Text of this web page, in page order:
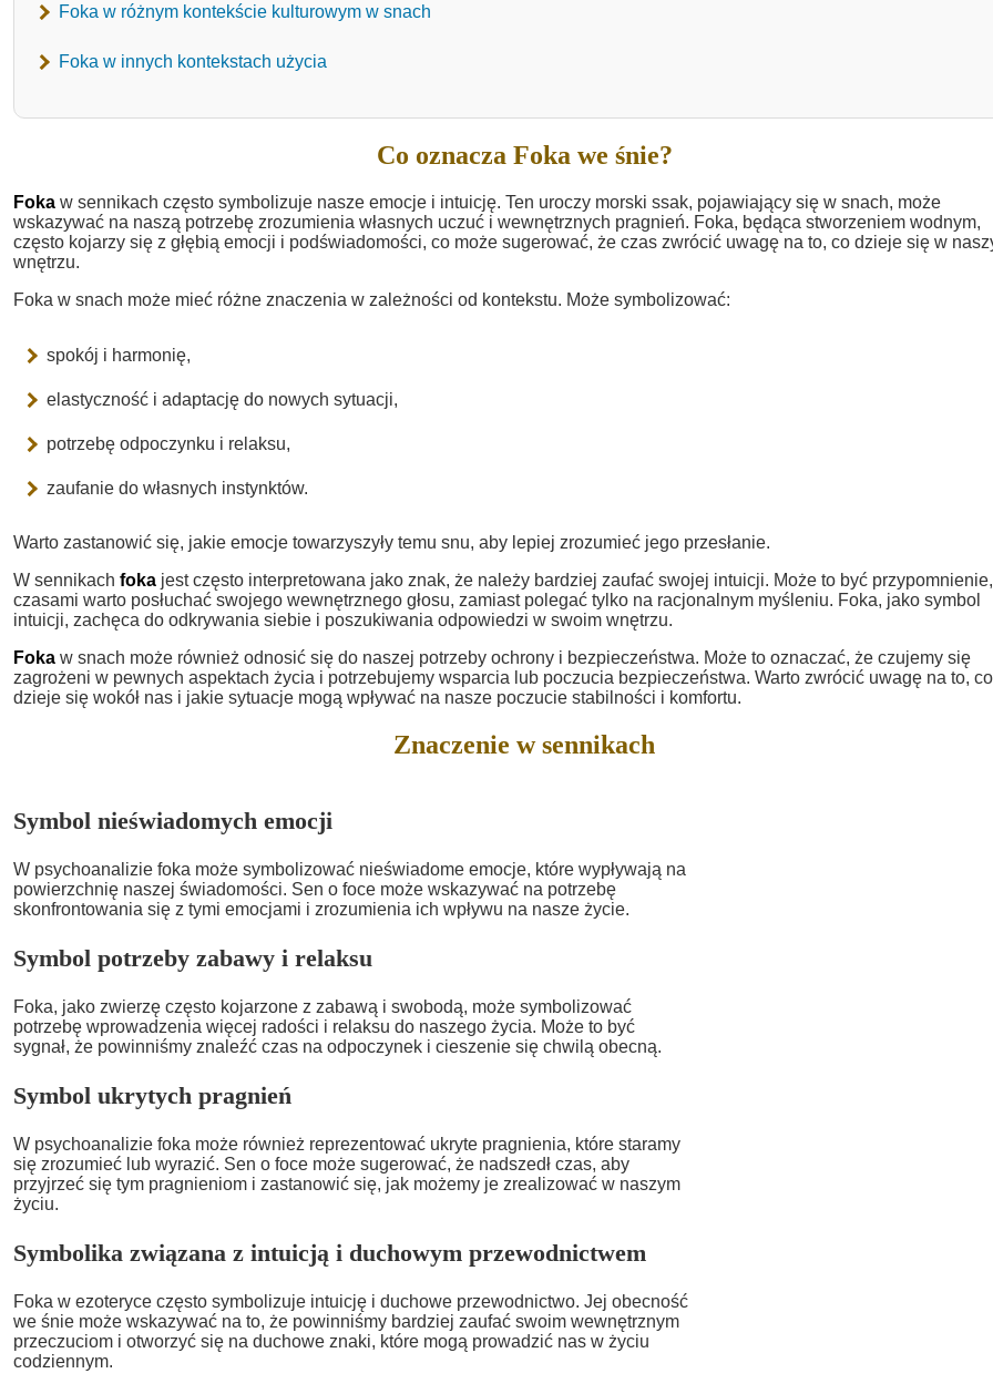
Foka w różnym kontekście kulturowym w snach
Foka w innych kontekstach użycia
Co oznacza Foka we śnie?
Foka w sennikach często symbolizuje nasze emocje i intuicję. Ten uroczy morski ssak, pojawiający się w snach, może
wskazywać na naszą potrzebę zrozumienia własnych uczuć i wewnętrznych pragnień. Foka, będąca stworzeniem wodnym,
często kojarzy się z głębią emocji i podświadomości, co może sugerować, że czas zwrócić uwagę na to, co dzieje się w
wnętrzu.
Foka w snach może mieć różne znaczenia w zależności od kontekstu. Może symbolizować:
spokój i harmonię,
elastyczność i adaptację do nowych sytuacji,
potrzebę odpoczynku i relaksu,
zaufanie do własnych instynktów.
Warto zastanowić się, jakie emocje towarzyszyły temu snu, aby lepiej zrozumieć jego przesłanie.
W sennikach foka jest często interpretowana jako znak, że należy bardziej zaufać swojej intuicji. Może to być
czasami warto posłuchać swojego wewnętrznego głosu, zamiast polegać tylko na racjonalnym myśleniu. Foka, jako symbol
intuicji, zachęca do odkrywania siebie i poszukiwania odpowiedzi w swoim wnętrzu.
Foka w snach może również odnosić się do naszej potrzeby ochrony i bezpieczeństwa. Może to oznaczać, że czujemy się
zagrożeni w pewnych aspektach życia i potrzebujemy wsparcia lub poczucia bezpieczeństwa. Warto zwrócić uwagę na to, co
dzieje się wokół nas i jakie sytuacje mogą wpływać na nasze poczucie stabilności i komfortu.
Znaczenie w sennikach
Symbol nieświadomych emocji
W psychoanalizie foka może symbolizować nieświadome emocje, które wypływają na
powierzchnię naszej świadomości. Sen o foce może wskazywać na potrzebę
skonfrontowania się z tymi emocjami i zrozumienia ich wpływu na nasze życie.
Symbol potrzeby zabawy i relaksu
Foka, jako zwierzę często kojarzone z zabawą i swobodą, może symbolizować
potrzebę wprowadzenia więcej radości i relaksu do naszego życia. Może to być
sygnał, że powinniśmy znaleźć czas na odpoczynek i cieszenie się chwilą obecną.
Symbol ukrytych pragnień
W psychoanalizie foka może również reprezentować ukryte pragnienia, które staramy
się zrozumieć lub wyrazić. Sen o foce może sugerować, że nadszedł czas, aby
przyjrzeć się tym pragnieniom i zastanowić się, jak możemy je zrealizować w naszym
życiu.
Symbolika związana z intuicją i duchowym przewodnictwem
Foka w ezoteryce często symbolizuje intuicję i duchowe przewodnictwo. Jej obecność
we śnie może wskazywać na to, że powinniśmy bardziej zaufać swoim wewnętrznym
przeczuciom i otworzyć się na duchowe znaki, które mogą prowadzić nas w życiu
codziennym.